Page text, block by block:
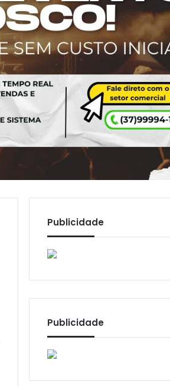
Publicidade
Publicidade